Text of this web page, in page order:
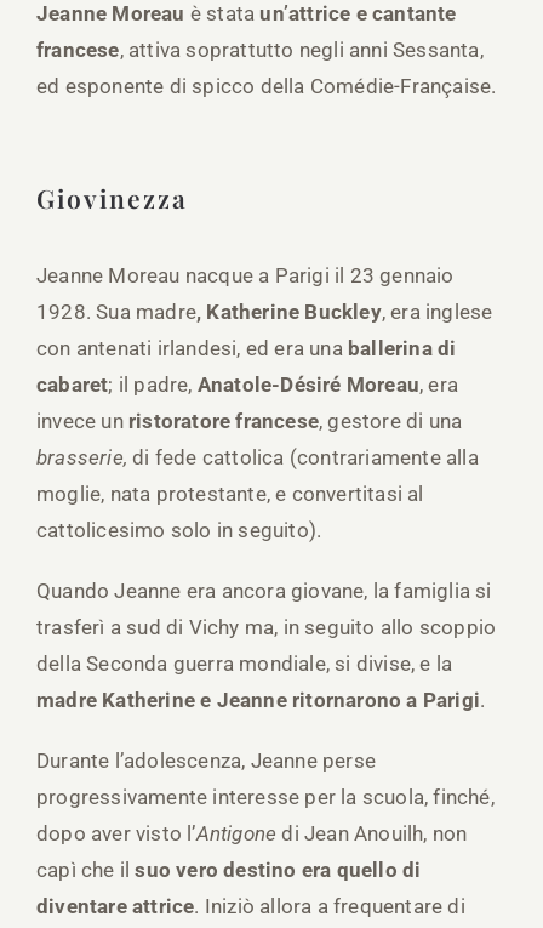
Jeanne Moreau è stata un’attrice e cantante
francese, attiva soprattutto negli anni Sessanta,
ed esponente di spicco della Comédie-Française.
Giovinezza
Jeanne Moreau nacque a Parigi il 23 gennaio
1928. Sua madre, Katherine Buckley, era inglese
con antenati irlandesi, ed era una ballerina di
cabaret; il padre, Anatole-Désiré Moreau, era
invece un ristoratore francese, gestore di una
brasserie,di fede cattolica (contrariamente alla
moglie, nata protestante, e convertitasi al
cattolicesimo solo in seguito).
Quando Jeanne era ancora giovane, la famiglia si
trasferì a sud di Vichy ma, in seguito allo scoppio
della Seconda guerra mondiale, si divise, e la
madre Katherine e Jeanne ritornarono a Parigi.
Durante l’adolescenza, Jeanne perse
progressivamente interesse per la scuola, finché,
dopo aver visto l’Antigone di Jean Anouilh, non
capì che ilsuo vero destino era quello di
diventare attrice. Iniziò allora a frequentare di